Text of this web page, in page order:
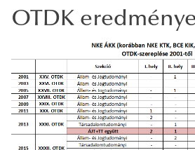
OTDK